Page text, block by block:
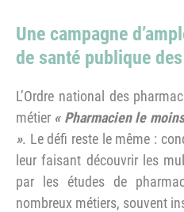
Une campagne
de santé publique
L’Ordre national des
métier « Pharmacien le
». Le défi reste le même :
leur faisant découvrir les
par les études de
nombreux métiers, souvent